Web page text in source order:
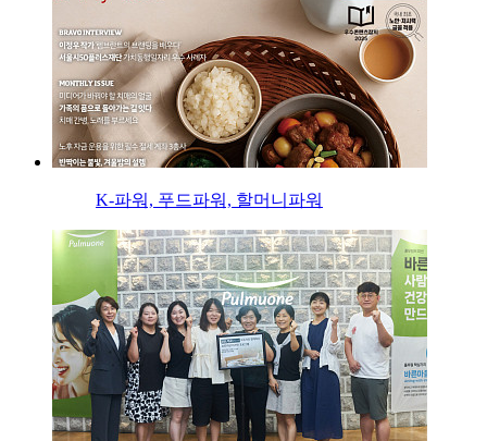
K-파워, 푸드파워, 할머니파워